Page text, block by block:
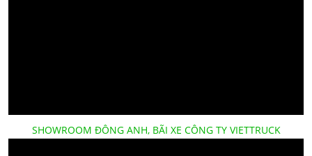
SHOWROOM ĐÔNG ANH, BÃI XE CÔNG TY VIETTRUCK